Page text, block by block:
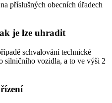
příslušných obecních úřadech
je lze uhradit
schvalování technické
silničního vozidla, a to ve výši 2